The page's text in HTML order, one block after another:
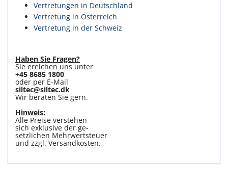
Vertretungen in Deutschland
Vertretung in Österreich
Vertretung in der Schweiz
Haben Sie Fragen?
Sie ereichen uns unter
+45 8685 1800
oder per E-Mail
siltec@siltec.dk
Wir beraten Sie gern.
Hinweis:
Alle Preise verstehen
sich exklusive der ge-
setzlichen Mehrwertsteuer
und zzgl. Versandkosten.